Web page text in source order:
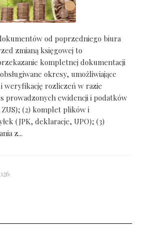
od poprzedniego biura
zmianą księgowej to
kompletnej dokumentacji
okresy, umożliwiające
i weryfikację rozliczeń w razie
prowadzonych ewidencji i podatków
ZUS); (2) komplet plików i
(JPK, deklaracje, UPO); (3)
z...